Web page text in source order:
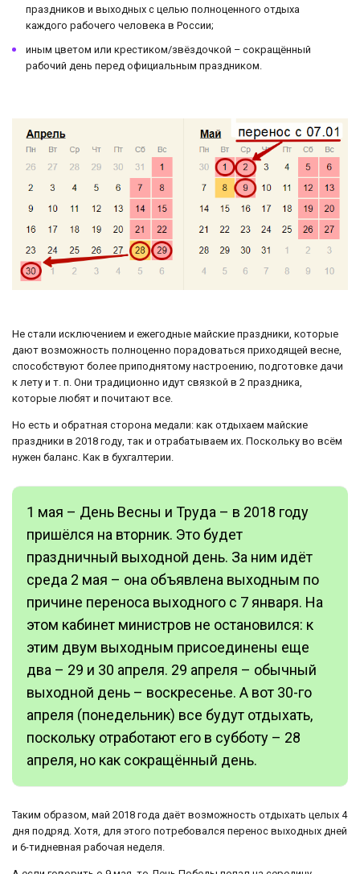
праздников и выходных с целью полноценного отдыха
каждого рабочего человека в России;
иным цветом или крестиком/звёздочкой – сокращённый
рабочий день перед официальным праздником.
Не стали исключением и ежегодные майские праздники, которые
дают возможность полноценно порадоваться приходящей весне,
способствуют более приподнятому настроению, подготовке дачи
к лету и т. п. Они традиционно идут связкой в 2 праздника,
которые любят и почитают все.
Но есть и обратная сторона медали: как отдыхаем майские
праздники в 2018 году, так и отрабатываем их. Поскольку во всём
нужен баланс. Как в бухгалтерии.
1 мая – День Весны и Труда – в 2018 году
пришёлся на вторник. Это будет
праздничный выходной день. За ним идёт
среда 2 мая – она объявлена выходным по
причине переноса выходного с 7 января. На
этом кабинет министров не остановился: к
этим двум выходным присоединены еще
два – 29 и 30 апреля. 29 апреля – обычный
выходной день – воскресенье. А вот 30-го
апреля (понедельник) все будут отдыхать,
поскольку отработают его в субботу – 28
апреля, но как сокращённый день.
Таким образом, май 2018 года даёт возможность отдыхать целых 4
дня подряд. Хотя, для этого потребовался перенос выходных дней
и 6-тидневная рабочая неделя.